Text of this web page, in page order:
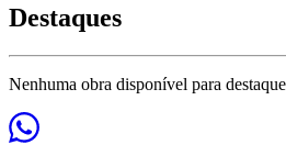
Destaques
Nenhuma obra disponível para